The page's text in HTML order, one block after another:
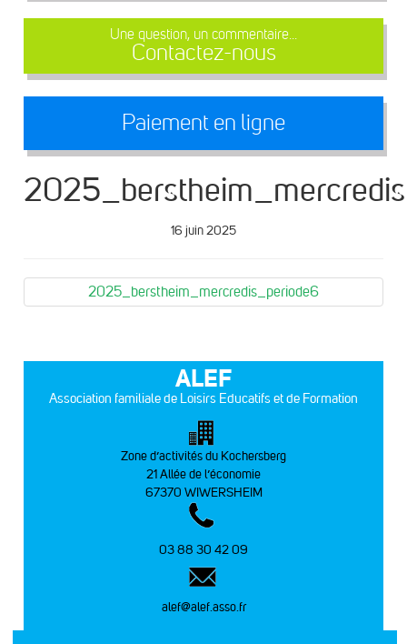
Une question, un commentaire...
Contactez-nous
Paiement en ligne
16 juin 2025
2025_berstheim_mercredis_periode6
ALEF
Association familiale de Loisirs Educatifs et de Formation
Zone d’activités du Kochersberg
21 Allée de l’économie
67370 WIWERSHEIM
03 88 30 42 09
alef@alef.asso.fr